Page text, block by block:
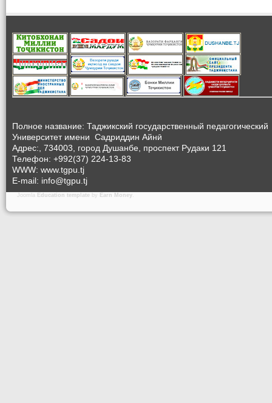
Полное название: Таджикский государственный педагогический
Университет имени Садриддин Айнӣ
Адрес:, 734003, город Душанбе, проспект Рудаки 121
Телефон: +992(37) 224-13-83
WWW: www.tgpu.tj
E-mail: info@tgpu.tj
Joomla Education template by Earn Money.